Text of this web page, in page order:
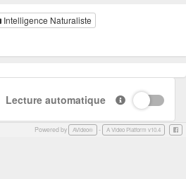
Intelligence Naturaliste
Lecture automatique
Powered by AVideo® - A Video Platform v10.4